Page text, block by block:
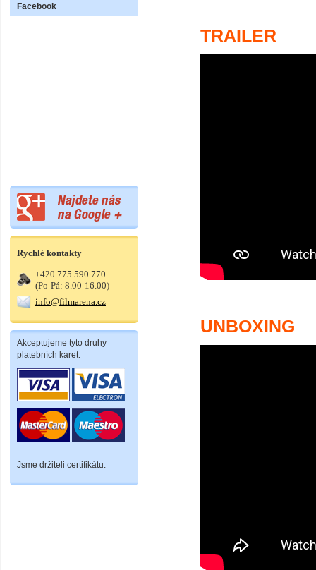
Facebook
Rychlé kontakty
+420 775 590 770
(Po-Pá: 8.00-16.00)
info@filmarena.cz
Akceptujeme tyto druhy
platebních karet:
Jsme držiteli certifikátu:
TRAILER
UNBOXING